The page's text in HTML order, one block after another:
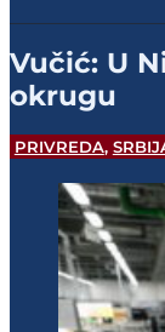
Vučić: U
okrugu
PRIVREDA,